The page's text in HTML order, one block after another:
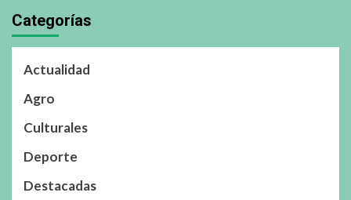
Categorías
Actualidad
Agro
Culturales
Deporte
Destacadas